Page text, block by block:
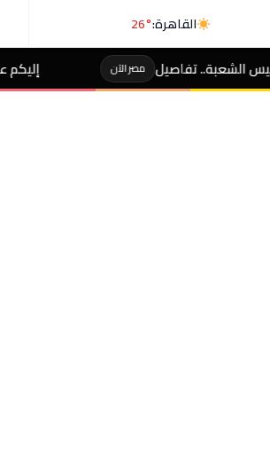
القاهرة:26°
مصر الآن إليكم عادات يومية تقصر